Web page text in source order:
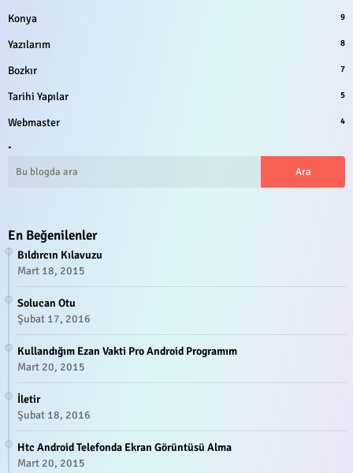
Konya 9
Yazılarım 8
Bozkır 7
Tarihi Yapılar 5
Webmaster 4
.
En Beğenilenler
Bıldırcın Kılavuzu
Mart 18, 2015
Solucan Otu
Şubat 17, 2016
Kullandığım Ezan Vakti Pro Android Programım
Mart 20, 2015
İletir
Şubat 18, 2016
Htc Android Telefonda Ekran Görüntüsü Alma
Mart 20, 2015